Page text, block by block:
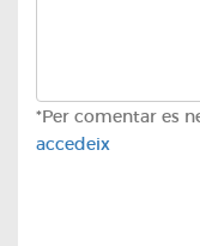
*Per comentar es
accedeix